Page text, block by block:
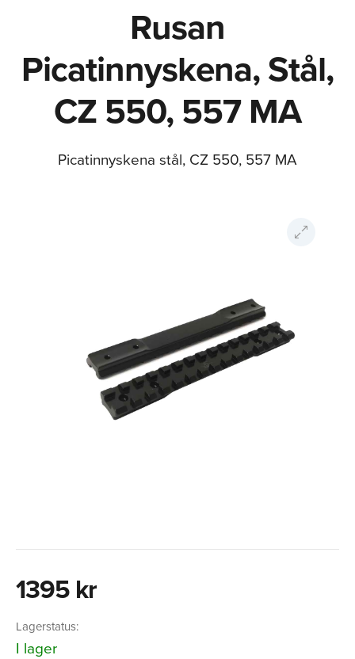
Rusan
Picatinnyskena, Stål,
CZ 550, 557 MA
Picatinnyskena stål, CZ 550, 557 MA
1395 kr
Lagerstatus:
I lager